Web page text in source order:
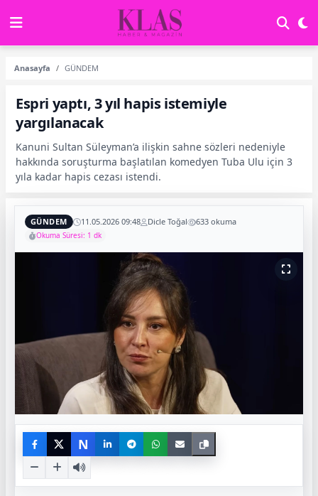
Anasayfa GÜNDEM
Espri yaptı, 3 yıl hapis istemiyle
yargılanacak
Kanuni Sultan Süleyman’a ilişkin sahne sözleri nedeniyle
hakkında soruşturma başlatılan komedyen Tuba Ulu için 3
yıla kadar hapis cezası istendi.
GÜNDEM 11.05.2026 09:48 Dicle Toğal 633 okuma
Okuma Süresi: 1 dk
N